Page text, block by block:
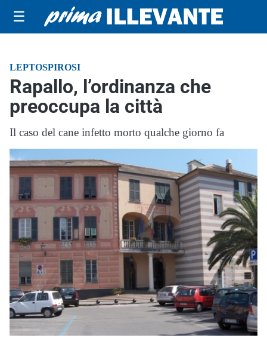
☰
LEPTOSPIROSI
Rapallo, l’ordinanza che
preoccupa la città
Il caso del cane infetto morto qualche giorno fa